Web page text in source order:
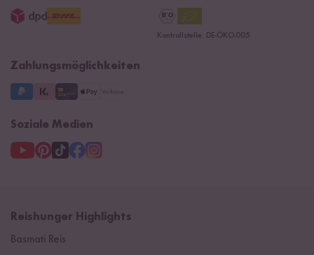
15 Jahre Reishunger
Jobs
Datenschutzerklärung
3 Jahre Garantie
Kontrollstelle: DE-ÖKO-005
Zahlungsmöglichkeiten
Soziale Medien
Reishunger Highlights
Basmati Reis